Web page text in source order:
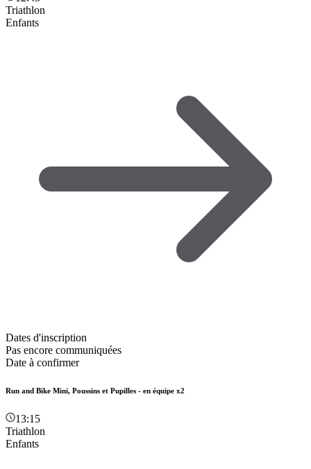
Triathlon
Enfants
Dates d'inscription
Pas encore communiquées
Date à confirmer
Run and Bike Mini, Poussins et Pupilles - en équipe x2
13:15
Triathlon
Enfants